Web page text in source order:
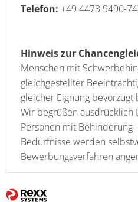
Telefon: +49 4473 9490-
Hinweis zur
Menschen mit
gleichgestellter
gleicher Eignung bevorzugt
Wir begrüßen ausdrücklich
Personen mit Behinderung
Bedürfnisse werden
Bewerbungsverfahren